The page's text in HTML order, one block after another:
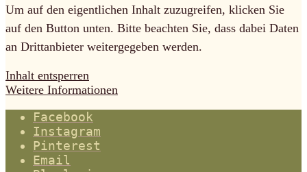
Um auf den eigentlichen Inhalt zuzugreifen, klicken Sie
auf den Button unten. Bitte beachten Sie, dass dabei Daten
an Drittanbieter weitergegeben werden.
Inhalt entsperren
Weitere Informationen
Facebook
Instagram
Pinterest
Email